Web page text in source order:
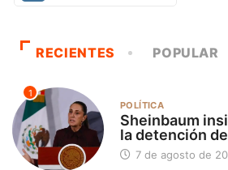
RECIENTES POPULAR
1
POLÍTICA
Sheinbaum
la detención de
7 de agosto de